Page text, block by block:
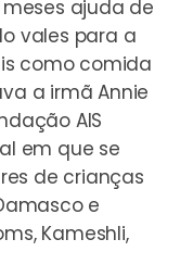
ajuda de
vales para a
como comida
a irmã Annie
AIS
em que se
de crianças
e
Kameshli,